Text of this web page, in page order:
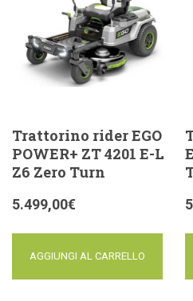
Trattorino rider EGO
POWER+ ZT 4201 E-L
Z6 Zero Turn
5.499,00€
AGGIUNGI AL CARRELLO